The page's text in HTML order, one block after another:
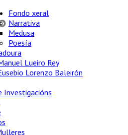
Fondo xeral
Narrativa
Medusa
Poesía
Lueiro Rey
Lorenzo Baleirón
Investigacións